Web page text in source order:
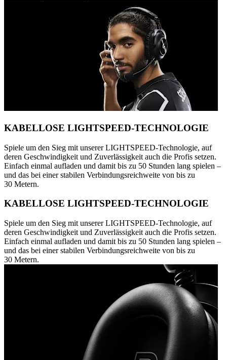
KABELLOSE LIGHTSPEED-TECHNOLOGIE
Spiele um den Sieg mit unserer LIGHTSPEED-Technologie, auf
deren Geschwindigkeit und Zuverlässigkeit auch die Profis setzen.
Einfach einmal aufladen und damit bis zu 50 Stunden lang spielen –
und das bei einer stabilen Verbindungsreichweite von bis zu
30 Metern.
KABELLOSE LIGHTSPEED-TECHNOLOGIE
Spiele um den Sieg mit unserer LIGHTSPEED-Technologie, auf
deren Geschwindigkeit und Zuverlässigkeit auch die Profis setzen.
Einfach einmal aufladen und damit bis zu 50 Stunden lang spielen –
und das bei einer stabilen Verbindungsreichweite von bis zu
30 Metern.